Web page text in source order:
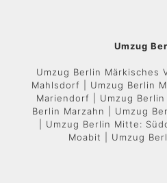
Umzug
Umzug Berlin Märkisches
Mahlsdorf | Umzug Berlin
Mariendorf | Umzug
Berlin Marzahn | Umzug
| Umzug Berlin Mitte:
Moabit | Umzug